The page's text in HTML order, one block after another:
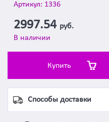
Артикул: 1336
2997.54 руб.
В наличии
Купить
Способы доставки